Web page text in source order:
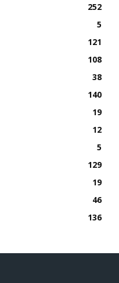
252
5
121
108
38
140
19
12
5
129
19
46
136